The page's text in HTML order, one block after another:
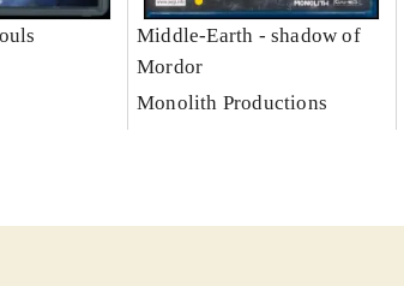
Middle-Earth - shadow of
Mordor
Monolith Productions